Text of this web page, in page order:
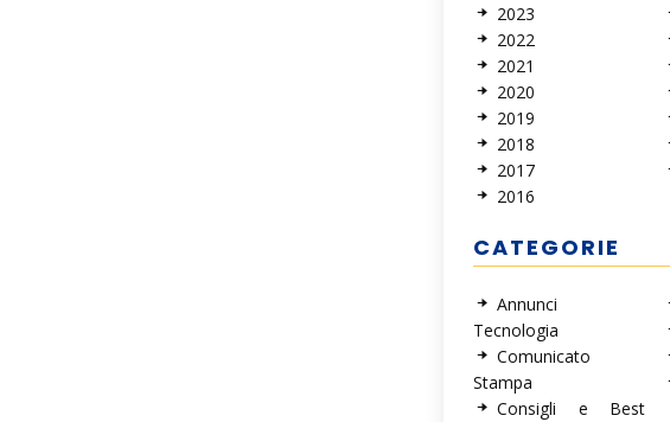
2023
2022
2021
2020
2019
2018
2017
2016
CATEGORIE
Annunci
Tecnologia
Comunicato
Stampa
Consigli e Best